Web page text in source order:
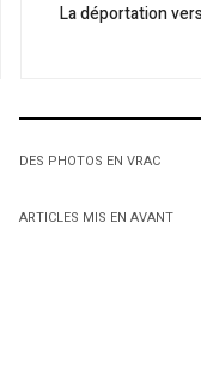
La déportation
DES PHOTOS EN VRAC
ARTICLES MIS EN AVANT